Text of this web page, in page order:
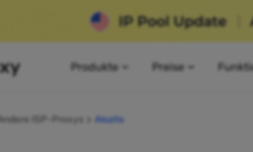
Produkte Preise
Andere ISP-Proxys Alsatis